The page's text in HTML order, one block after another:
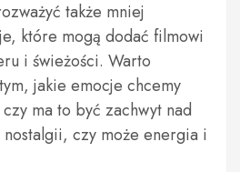
także mniej
które mogą dodać filmowi
i świeżości. Warto
jakie emocje chcemy
ma to być zachwyt nad
czy może energia i